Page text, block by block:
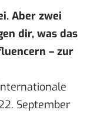
Aber zwei
dir, was das
– zur
September